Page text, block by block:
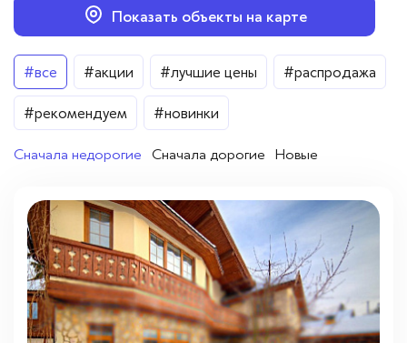
Контакты Показать объекты на карте
Цена
От До
Город
Лобня(1)
Районы
Район Лобня(4)
#все #акции #лучшие цены #распродажа
#рекомендуем #новинки
Сначала недорогие Сначала дорогие Новые